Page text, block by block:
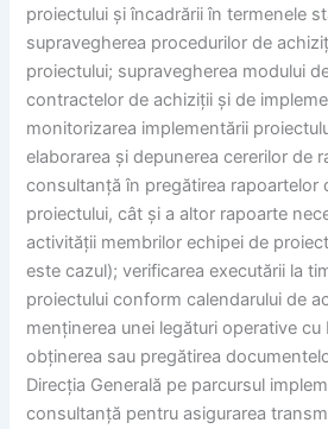
proiectului și încadrării în termenele
supravegherea procedurilor de
proiectului; supravegherea modului
contractelor de achiziții și de
monitorizarea implementării
elaborarea și depunerea cererilor de
consultanță în pregătirea rapoartelor
proiectului, cât și a altor rapoarte
activității membrilor echipei de
este cazul); verificarea executării la
proiectului conform calendarului de
menținerea unei legături operative cu
obținerea sau pregătirea
Direcția Generală pe parcursul
consultanță pentru asigurarea